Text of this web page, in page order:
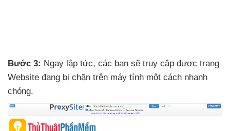
Bước 3: Ngay lập tức, các bạn sẽ truy cập được trang
Website đang bị chặn trên máy tính một cách nhanh
chóng.